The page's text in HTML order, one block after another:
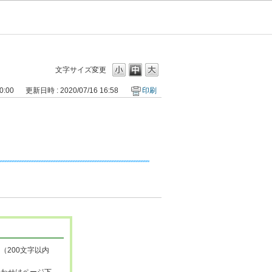
文字サイズ変更
更新日時 : 2020/07/16 16:58 印刷
200文字以内